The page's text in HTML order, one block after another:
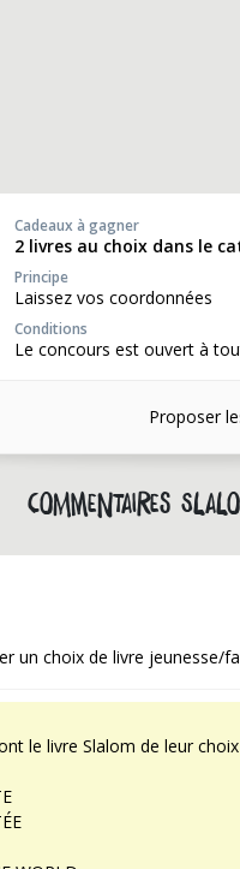
Cadeaux à gagner
2 livres au choix dans le
Principe
Laissez vos coordonnées
Conditions
Le concours est ouvert à
Proposer
Commentaires
un choix de livre jeunesse/
le livre Slalom de leur